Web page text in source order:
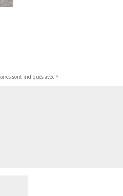
sont indiqués avec *